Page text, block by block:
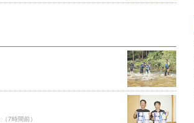
（7時間前）